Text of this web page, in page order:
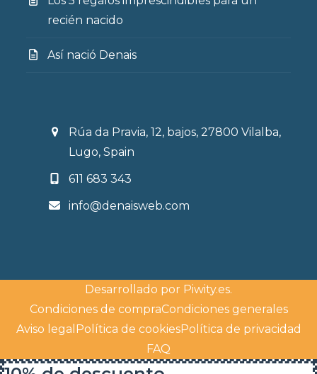
recién nacido
Así nació Denais
Rúa da Pravia, 12, bajos, 27800 Vilalba,
Lugo, Spain
611 683 343
info@denaisweb.com
Desarrollado por Piwity.es.
Condiciones de compraCondiciones generales
Aviso legal Política de cookiesPolítica de privacidad
FAQ